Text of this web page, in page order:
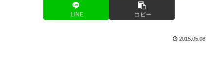
LINE コピー
2015.05.08